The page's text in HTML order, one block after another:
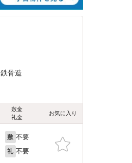
鉄骨造
敷金
礼金
お気に入り
敷 不要
礼 不要